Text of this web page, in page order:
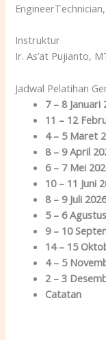
Instruktur
Ir. As’at Pujianto,
Jadwal Pelatihan
7 – 8 Januari
11 – 12
4 – 5 Maret
8 – 9 April
6 – 7 Mei
10 – 11 Juni
8 – 9 Juli
5 – 6
9 – 10
14 – 15
4 – 5
2 – 3
Catatan